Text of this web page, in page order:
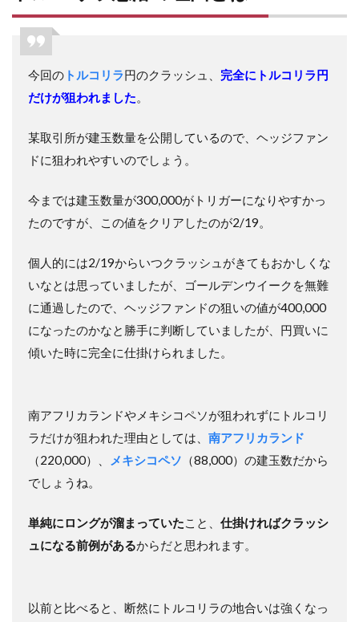
今回の トルコリラ円のクラッシュ、 完全にトルコリラ円
だけが狙われました。
某取引所が建玉数量を公開しているので、ヘッジファン
ドに狙われやすいのでしょう。
今までは建玉数量が300,000がトリガーになりやすかっ
たのですが、この値をクリアしたのが2/19。
個人的には2/19からいつクラッシュがきてもおかしくな
いなとは思っていましたが、ゴールデンウイークを無難
に通過したので、ヘッジファンドの狙いの値が400,000
になったのかなと勝手に判断していましたが、円買いに
傾いた時に完全に仕掛けられました。
南アフリカランドやメキシコペソが狙われずにトルコリ
ラだけが狙われた理由としては、 南アフリカランド
（220,000）、
メキシコペソ （88,000）の建玉数だから
でしょうね。
単純にロングが溜まっていたこと、 仕掛ければクラッシ
ュになる前例があるからだと思われます。
以前と比べると、断然にトルコリラの地合いは強くなっ